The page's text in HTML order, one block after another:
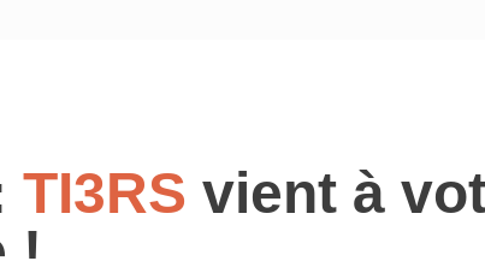
TI3RS vient à